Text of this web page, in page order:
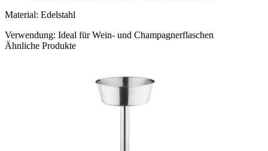
Material: Edelstahl
Verwendung: Ideal für Wein- und Champagnerflaschen
Ähnliche Produkte